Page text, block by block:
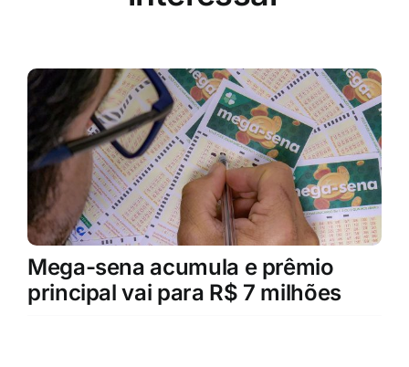
Mega-sena acumula e prêmio
principal vai para R$ 7 milhões